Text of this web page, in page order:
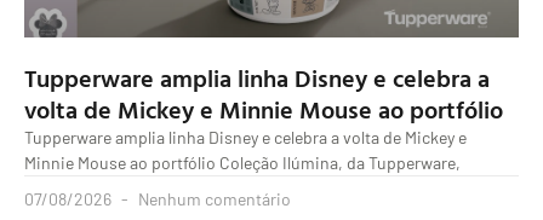
Tupperware amplia linha Disney e celebra a
volta de Mickey e Minnie Mouse ao portfólio
Tupperware amplia linha Disney e celebra a volta de Mickey e
Minnie Mouse ao portfólio Coleção Ilúmina, da Tupperware,
07/08/2026
Nenhum comentário